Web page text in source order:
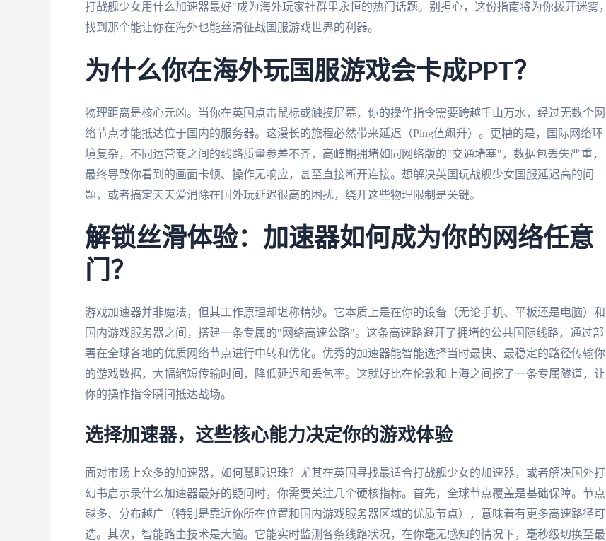
打战舰少女用什么加速器最好"成为海外玩家社群里永恒的热门话题。别担心，这份指南将为你拨开迷雾，
找到那个能让你在海外也能丝滑征战国服游戏世界的利器。
为什么你在海外玩国服游戏会卡成PPT？
物理距离是核心元凶。当你在英国点击鼠标或触摸屏幕，你的操作指令需要跨越千山万水，经过无数个网
络节点才能抵达位于国内的服务器。这漫长的旅程必然带来延迟（Ping值飙升）。更糟的是，国际网络环
境复杂，不同运营商之间的线路质量参差不齐，高峰期拥堵如同网络版的"交通堵塞"，数据包丢失严重，
最终导致你看到的画面卡顿、操作无响应，甚至直接断开连接。想解决英国玩战舰少女国服延迟高的问
题，或者搞定天天爱消除在国外玩延迟很高的困扰，绕开这些物理限制是关键。
解锁丝滑体验：加速器如何成为你的网络任意
门？
游戏加速器并非魔法，但其工作原理却堪称精妙。它本质上是在你的设备（无论手机、平板还是电脑）和
国内游戏服务器之间，搭建一条专属的"网络高速公路"。这条高速路避开了拥堵的公共国际线路，通过部
署在全球各地的优质网络节点进行中转和优化。优秀的加速器能智能选择当时最快、最稳定的路径传输你
的游戏数据，大幅缩短传输时间，降低延迟和丢包率。这就好比在伦敦和上海之间挖了一条专属隧道，让
你的操作指令瞬间抵达战场。
选择加速器，这些核心能力决定你的游戏体验
面对市场上众多的加速器，如何慧眼识珠？尤其在英国寻找最适合打战舰少女的加速器，或者解决国外打
幻书启示录什么加速器最好的疑问时，你需要关注几个硬核指标。首先，全球节点覆盖是基础保障。节点
越多、分布越广（特别是靠近你所在位置和国内游戏服务器区域的优质节点），意味着有更多高速路径可
选。其次，智能路由技术是大脑。它能实时监测各条线路状况，在你毫无感知的情况下，毫秒级切换至最